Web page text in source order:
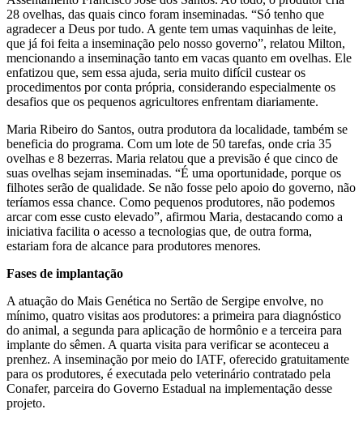
28 ovelhas, das quais cinco foram inseminadas. “Só tenho que
agradecer a Deus por tudo. A gente tem umas vaquinhas de leite,
que já foi feita a inseminação pelo nosso governo”, relatou Milton,
mencionando a inseminação tanto em vacas quanto em ovelhas. Ele
enfatizou que, sem essa ajuda, seria muito difícil custear os
procedimentos por conta própria, considerando especialmente os
desafios que os pequenos agricultores enfrentam diariamente.
Maria Ribeiro do Santos, outra produtora da localidade, também se
beneficia do programa. Com um lote de 50 tarefas, onde cria 35
ovelhas e 8 bezerras. Maria relatou que a previsão é que cinco de
suas ovelhas sejam inseminadas. “É uma oportunidade, porque os
filhotes serão de qualidade. Se não fosse pelo apoio do governo, não
teríamos essa chance. Como pequenos produtores, não podemos
arcar com esse custo elevado”, afirmou Maria, destacando como a
iniciativa facilita o acesso a tecnologias que, de outra forma,
estariam fora de alcance para produtores menores.
Fases de implantação
A atuação do Mais Genética no Sertão de Sergipe envolve, no
mínimo, quatro visitas aos produtores: a primeira para diagnóstico
do animal, a segunda para aplicação de hormônio e a terceira para
implante do sêmen. A quarta visita para verificar se aconteceu a
prenhez. A inseminação por meio do IATF, oferecido gratuitamente
para os produtores, é executada pelo veterinário contratado pela
Conafer, parceira do Governo Estadual na implementação desse
projeto.